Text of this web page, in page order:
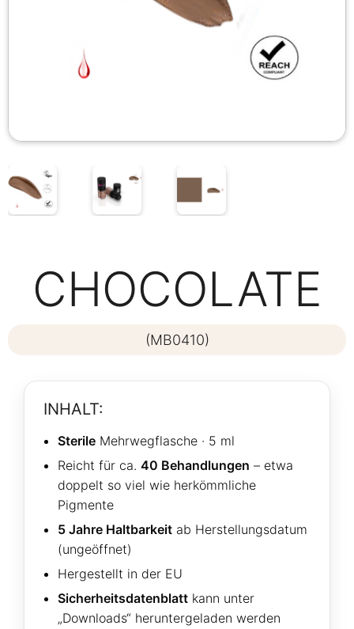
CHOCOLATE
(MB0410)
INHALT:
Sterile Mehrwegflasche · 5 ml
Reicht für ca. 40 Behandlungen – etwa
doppelt so viel wie herkömmliche
Pigmente
5 Jahre Haltbarkeit ab Herstellungsdatum
(ungeöffnet)
Hergestellt in der EU
Sicherheitsdatenblatt kann unter
„Downloads“ heruntergeladen werden